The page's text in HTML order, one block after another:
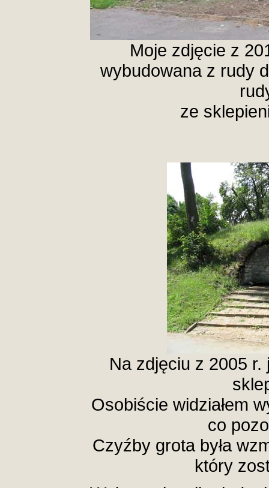
Moje zdjęcie z
wybudowana z rudy
ze
Na zdjęciu z 2005 r.
Osobiście widziałem
co
Czyźby grota była
który